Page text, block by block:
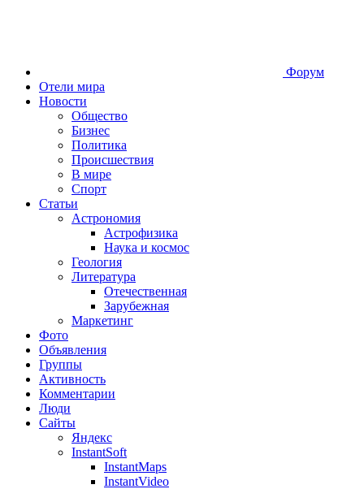
Форум
Отели мира
Новости
Общество
Бизнес
Политика
Происшествия
В мире
Спорт
Статьи
Астрономия
Астрофизика
Наука и космос
Геология
Литература
Отечественная
Зарубежная
Маркетинг
Фото
Объявления
Группы
Активность
Комментарии
Люди
Сайты
Яндекс
InstantSoft
InstantMaps
InstantVideo